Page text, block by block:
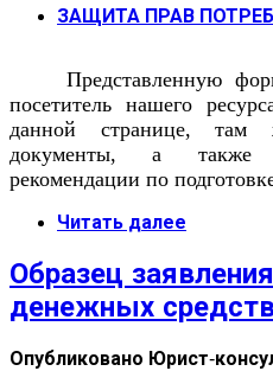
ЗАЩИТА ПРАВ
Представленную
посетитель нашего
данной странице, там
документы, а также
рекомендации по
Читать далее
Образец
денежных
Опубликовано Юрист-